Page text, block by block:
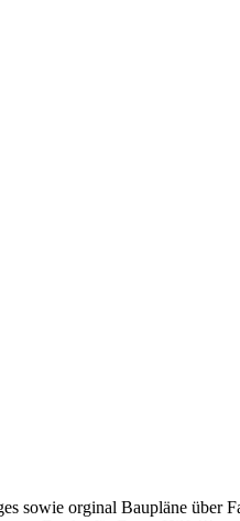
sowie orginal Baupläne